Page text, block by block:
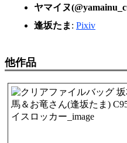
ヤマイヌ
逢坂たま : Pixiv
他作品